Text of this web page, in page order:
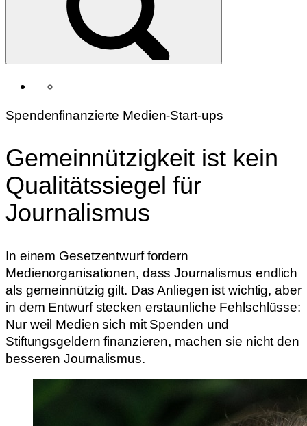
Spendenfinanzierte Medien-Start-ups
Gemeinnützigkeit ist kein
Qualitätssiegel für
Journalismus
In einem Gesetzentwurf fordern
Medienorganisationen, dass Journalismus endlich
als gemeinnützig gilt. Das Anliegen ist wichtig, aber
in dem Entwurf stecken erstaunliche Fehlschlüsse:
Nur weil Medien sich mit Spenden und
Stiftungsgeldern finanzieren, machen sie nicht den
besseren Journalismus.